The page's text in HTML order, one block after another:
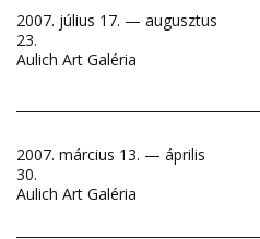
2007. július 17. — augusztus
23.
Aulich Art Galéria
2007. március 13. — április
30.
Aulich Art Galéria